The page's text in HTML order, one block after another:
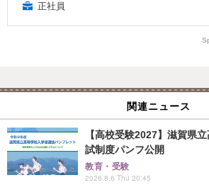
正社員
関連ニュース
【高校受験2027】滋賀県
試制度パンフ公開
教育・受験
2026.8.6 Thu 20:45